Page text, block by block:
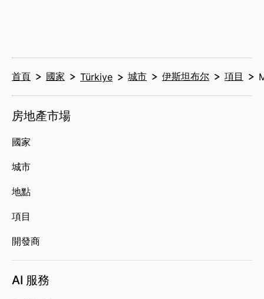
首頁 國家 Türkiye 城市 伊斯坦布尔 項目
房地產市場
國家
城市
地點
項目
開發商
AI 服務